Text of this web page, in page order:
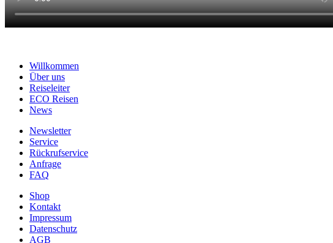
Willkommen
Über uns
Reiseleiter
ECO Reisen
News
Newsletter
Service
Rückrufservice
Anfrage
FAQ
Shop
Kontakt
Impressum
Datenschutz
AGB